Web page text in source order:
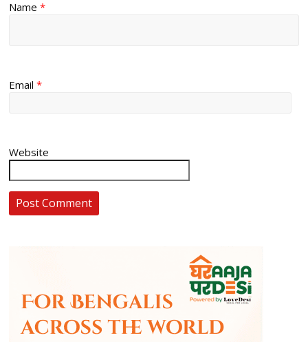
Name*
Email*
Website